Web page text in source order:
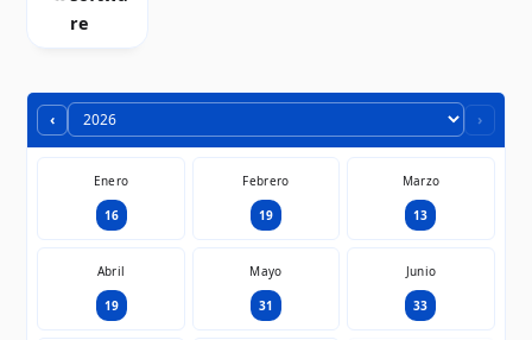
re
‹ ›
Enero
16
Febrero
19
Marzo
13
Abril
19
Mayo
31
Junio
33